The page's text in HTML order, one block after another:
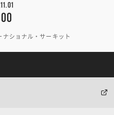
ショナル・サーキット